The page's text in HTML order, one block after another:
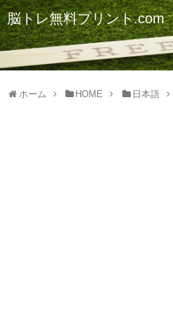
脳トレ無料プリント.com
ホーム HOME 日本語